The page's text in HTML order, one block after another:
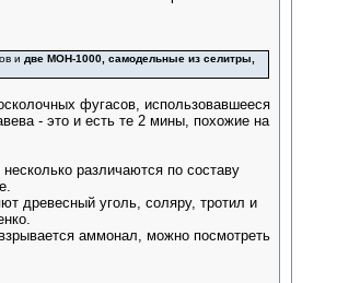
и две МОН-1000, самодельные из селитры,
фугасов, использовавшееся
- это и есть те 2 мины, похожие на
различаются по составу
древесный уголь, соляру, тротил и
аммонал, можно посмотреть